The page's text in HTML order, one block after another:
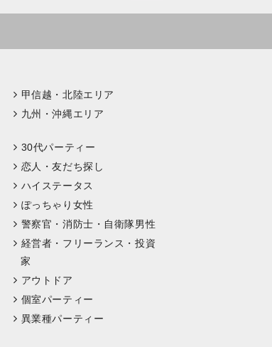
甲信越・北陸エリア
九州・沖縄エリア
30代パーティー
恋人・友だち探し
ハイステータス
ぽっちゃり女性
警察官・消防士・自衛隊男性
経営者・フリーランス・投資
家
アウトドア
個室パーティー
異業種パーティー